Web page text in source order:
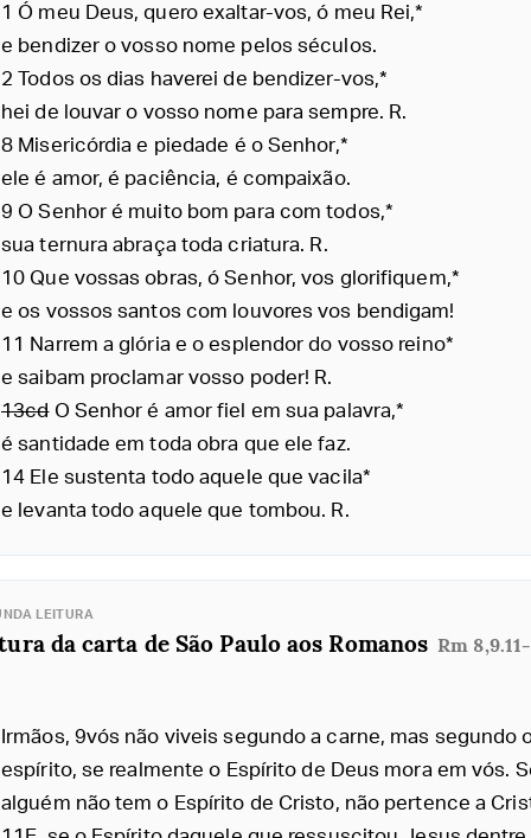
1 Ó meu Deus, quero exaltar-vos, ó meu Rei,*
e bendizer o vosso nome pelos séculos.
2 Todos os dias haverei de bendizer-vos,*
hei de louvar o vosso nome para sempre. R.
8 Misericórdia e piedade é o Senhor,*
ele é amor, é paciência, é compaixão.
9 O Senhor é muito bom para com todos,*
sua ternura abraça toda criatura. R.
10 Que vossas obras, ó Senhor, vos glorifiquem,*
e os vossos santos com louvores vos bendigam!
11 Narrem a glória e o esplendor do vosso reino*
e saibam proclamar vosso poder! R.
13cdO Senhor é amor fiel em sua palavra,*
é santidade em toda obra que ele faz.
14 Ele sustenta todo aquele que vacila*
e levanta todo aquele que tombou. R.
LEITURA
da carta de São Paulo aos Romanos Rm 8,9.11-
Irmãos, 9vós não viveis segundo a carne, mas segundo
espírito, se realmente o Espírito de Deus mora em vós.
alguém não tem o Espírito de Cristo, não pertence a